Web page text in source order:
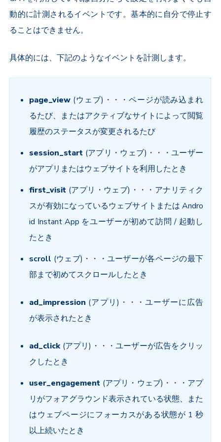
動的に計測されるイベントです。基本的に自分で停止す
ることはできません。
具体的には、下記のようなイベントを計測します。
page_view (ウェブ)・・・ページが読み込まれ
るたび、またはアクティブなサイトによって閲覧
履歴のステータスが変更されるたび
session_start (アプリ・ウェブ)・・・ユーザー
がアプリまたはウェブサイトを利用したとき
first_visit (アプリ・ウェブ)・・・アナリティク
スが有効になっているウェブサイトまたは Andro
id Instant App をユーザーが初めて訪問 / 起動し
たとき
scroll (ウェブ)・・・ ユーザーが各ページの最下
部まで初めてスクロールしたとき
ad_impression (アプリ)・・・ユーザーに広告
が表示されたとき
ad_click (アプリ)・・・ユーザーが広告をクリッ
クしたとき
user_engagement (アプリ・ウェブ)・・・アプ
リがフォアグラウンド表示されている状態、また
はウェブページにフォーカスがある状態が 1 秒
以上続いたとき